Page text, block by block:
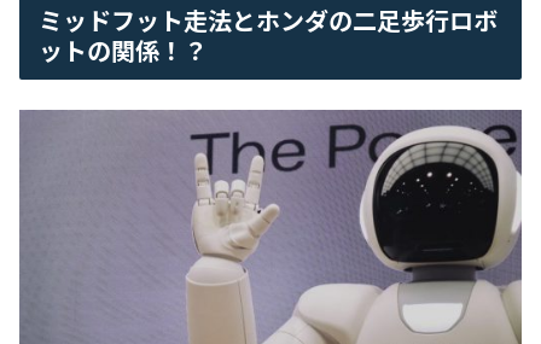
ミッドフット走法とホンダの二足歩行ロボ
ットの関係！？